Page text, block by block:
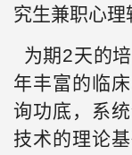
究生兼职心理
为期2天的
年丰富的临
询功底，系
技术的理论